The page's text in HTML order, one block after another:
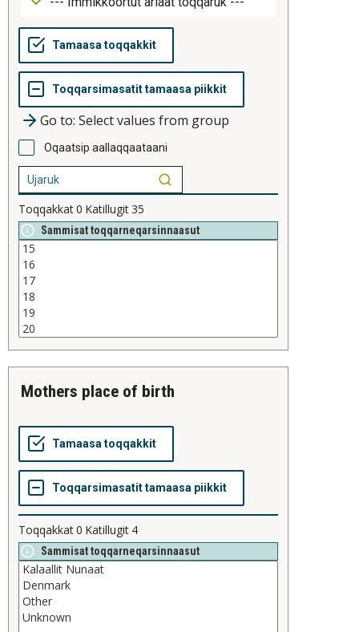
Go to: Select values from group
Oqaatsip aallaqqaataani
Toqqakkat0 Katillugit35
Sammisat toqqarneqarsinnaasut
mothers place of birth
Toqqakkat0 Katillugit 4
Sammisat toqqarneqarsinnaasut